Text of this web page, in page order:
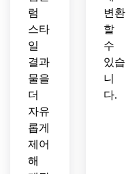
럼
스타
일
결과
물을
더
자유
롭게
제어
해
변환
할
수
있습
니
다.